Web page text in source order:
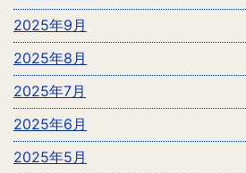
2025年9月
2025年8月
2025年7月
2025年6月
2025年5月